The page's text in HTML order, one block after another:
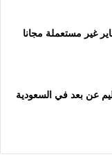
غير مستعملة مجانا
عن بعد في السعودية